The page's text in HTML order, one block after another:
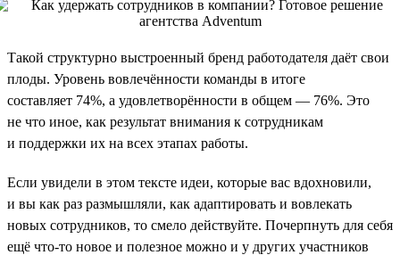
Такой структурно выстроенный бренд работодателя даёт свои
плоды. Уровень вовлечённости команды в итоге
составляет 74%, а удовлетворённости в общем — 76%. Это
не что иное, как результат внимания к сотрудникам
и поддержки их на всех этапах работы.
Если увидели в этом тексте идеи, которые вас вдохновили,
и вы как раз размышляли, как адаптировать и вовлекать
новых сотрудников, то смело действуйте. Почерпнуть для себя
ещё что-то новое и полезное можно и у других участников